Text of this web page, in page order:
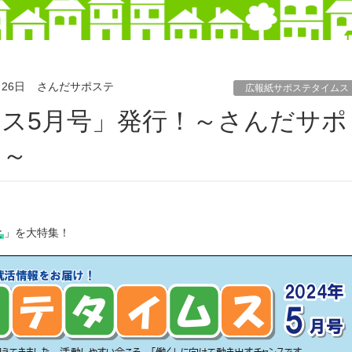
日 さんだサポステ 広報紙サポステタイムス
」を大特集！